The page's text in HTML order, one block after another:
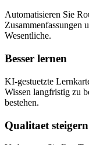
Automatisieren Sie
Zusammenfassungen
Wesentliche.
Besser lernen
KI-gestuetzte
Wissen langfristig zu
bestehen.
Qualitaet steigern